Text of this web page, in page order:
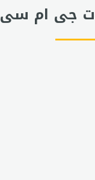
جى ام سى